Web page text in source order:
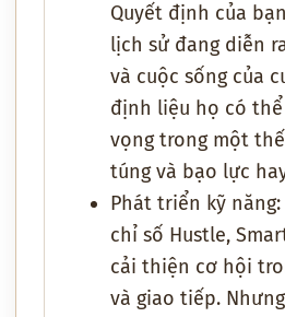
Quyết định của
lịch sử đang diễn
và cuộc sống của
định liệu họ có
vọng trong một
túng và bạo lực
Phát triển kỹ năng:
chỉ số Hustle,
cải thiện cơ hội
và giao tiếp.